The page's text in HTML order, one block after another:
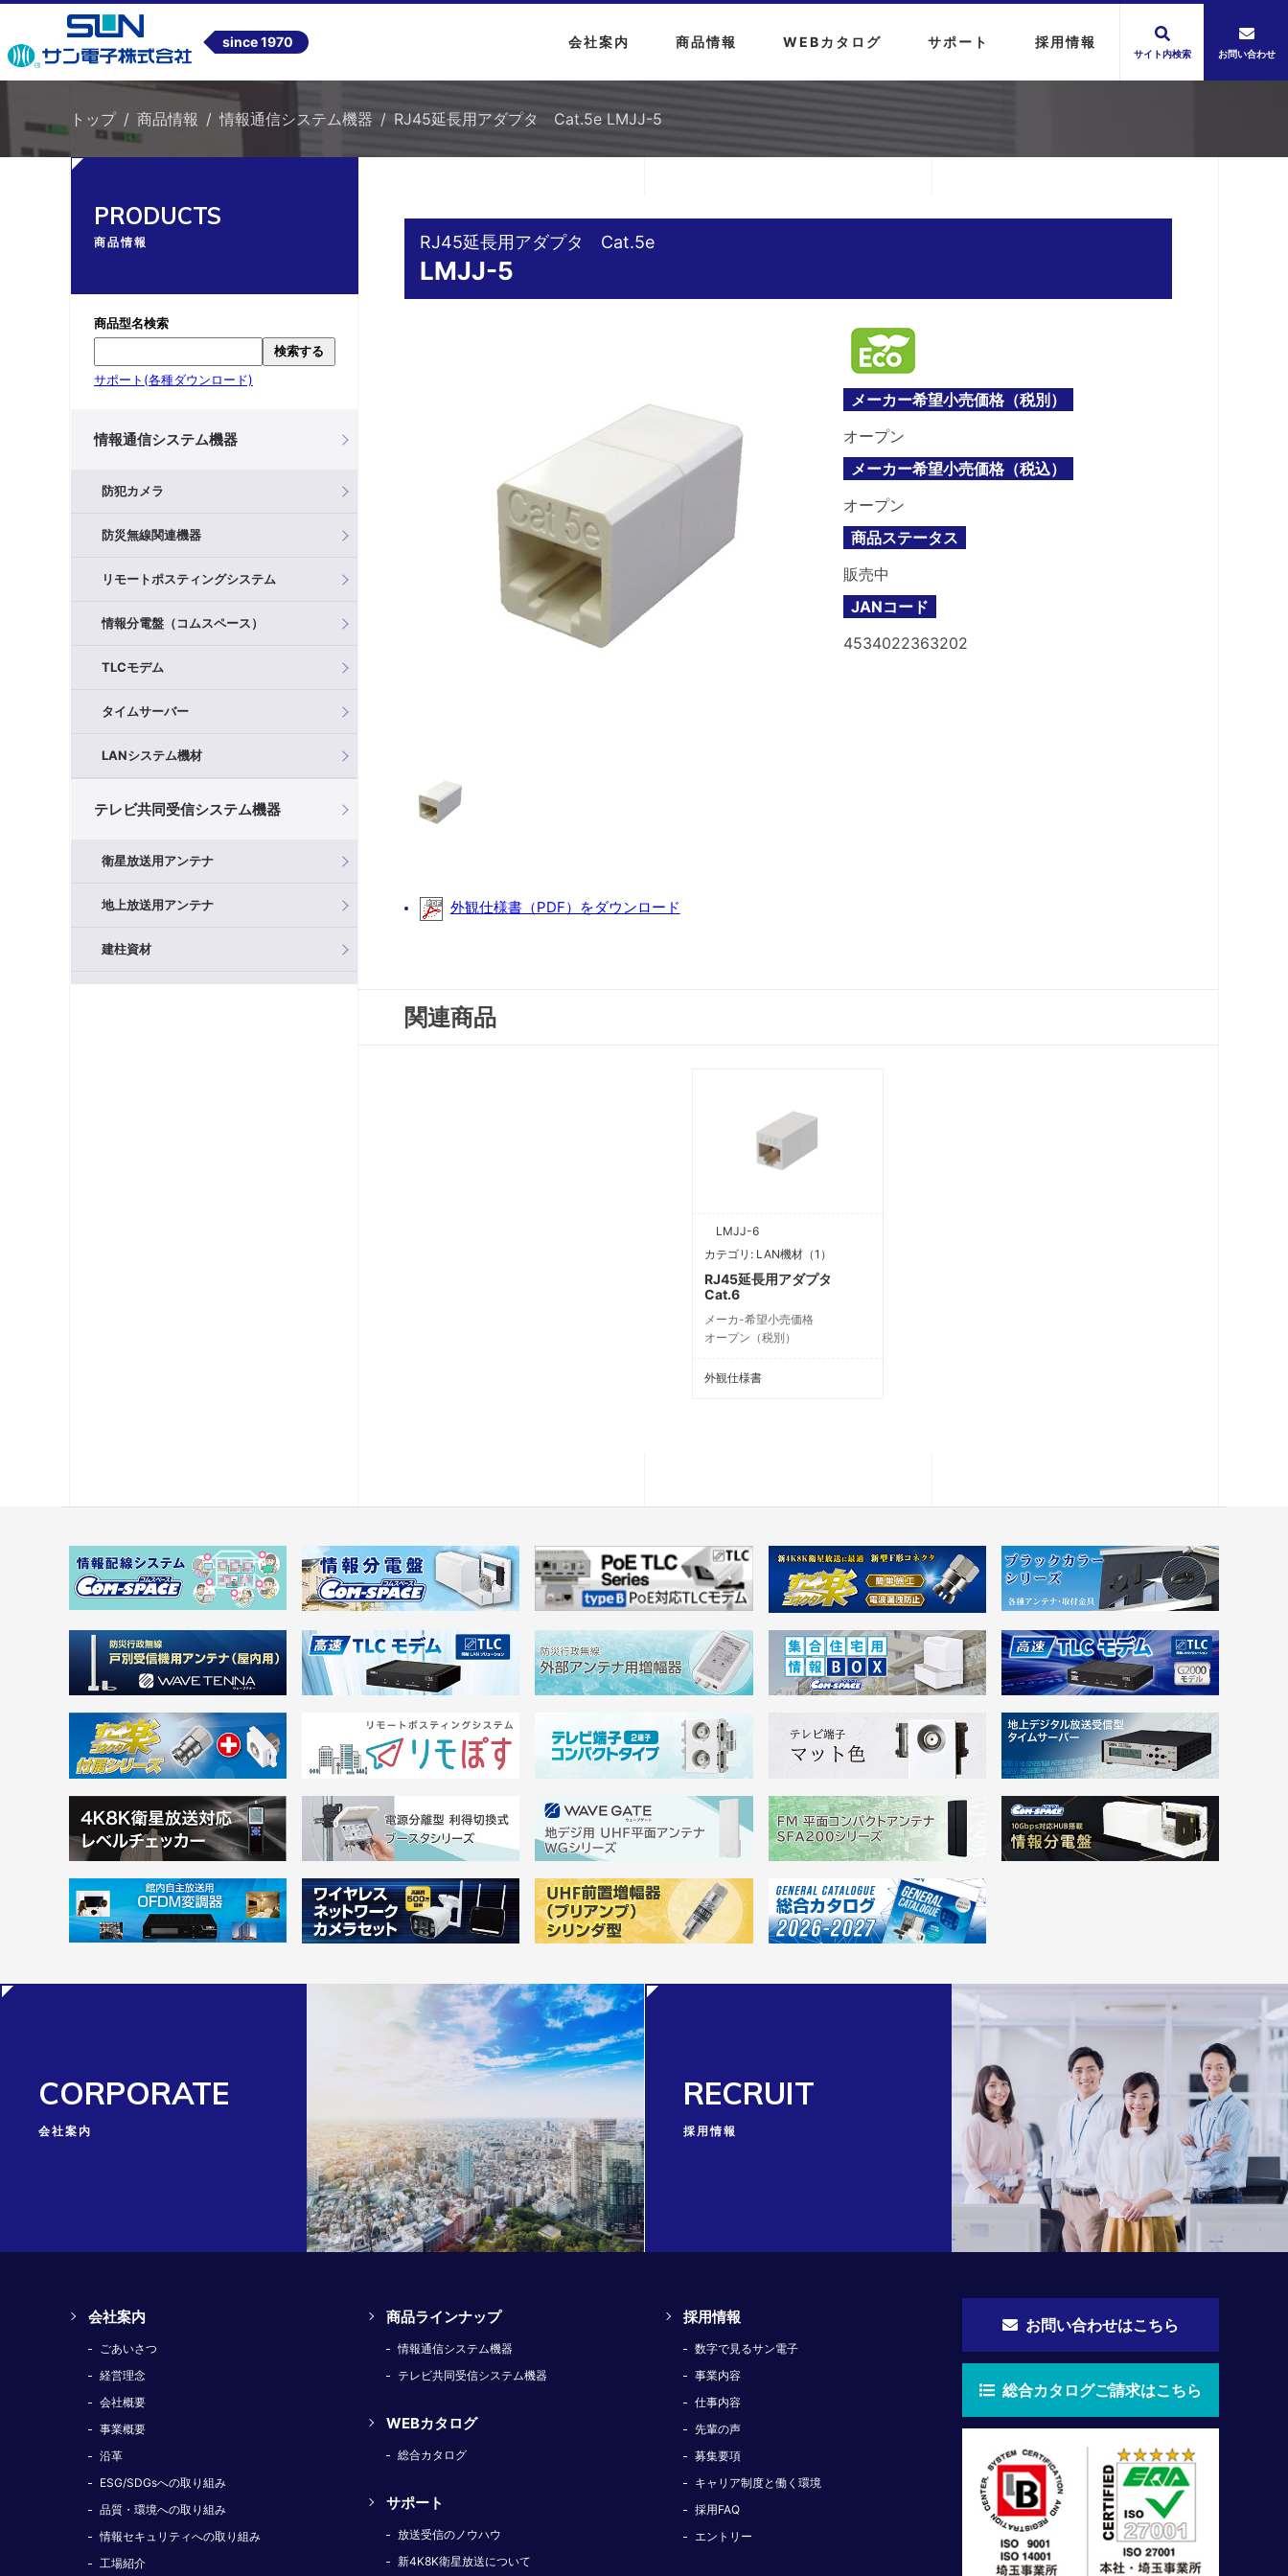
since 1970 会社案内 商品情報 WEBカタログ サポート 採用情報
サイト内検索 お問い合わせ
トップ 商品情報 情報通信システム機器 RJ45延長用アダプタ Cat.5e LMJJ-5
PRODUCTS
商品情報
商品型名検索
検索する
サポート(各種ダウンロード)
情報通信システム機器
防犯カメラ
防災無線関連機器
リモートポスティングシステム
情報分電盤（コムスペース）
TLCモデム
タイムサーバー
LANシステム機材
テレビ共同受信システム機器
衛星放送用アンテナ
地上放送用アンテナ
建柱資材
チャンネルプロセッサ・コンバータ
電源供給機・保安器他
パック商品
RJ45延長用アダプタ Cat.5e
LMJJ-5
メーカー希望小売価格（税別）
オープン
メーカー希望小売価格（税込）
オープン
商品ステータス
販売中
JANコード
4534022363202
外観仕様書（PDF）をダウンロード
関連商品
LMJJ-6
カテゴリ: LAN機材（1）
RJ45延長用アダプタ
Cat.6
メーカ-希望小売価格
オープン（税別）
外観仕様書
CORPORATE
会社案内
RECRUIT
採用情報
会社案内
ごあいさつ
経営理念
会社概要
事業概要
沿革
ESG/SDGsへの取り組み
品質・環境への取り組み
情報セキュリティへの取り組み
工場紹介
商品ラインナップ
情報通信システム機器
テレビ共同受信システム機器
WEBカタログ
総合カタログ
サポート
放送受信のノウハウ
新4K8K衛星放送について
採用情報
数字で見るサン電子
事業内容
仕事内容
先輩の声
募集要項
キャリア制度と働く環境
採用FAQ
エントリー
お問い合わせはこちら
総合カタログご請求はこちら